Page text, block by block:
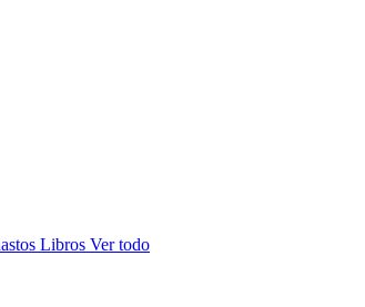
Libros Ver todo